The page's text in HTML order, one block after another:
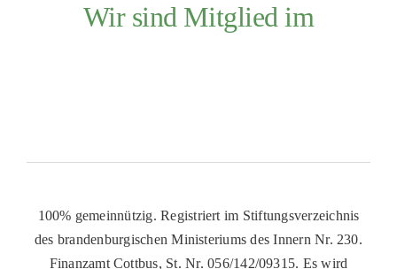
Wir sind Mitglied im
100% gemeinnützig. Registriert im Stiftungsverzeichnis
des brandenburgischen Ministeriums des Innern Nr. 230.
Finanzamt Cottbus, St. Nr. 056/142/09315. Es wird